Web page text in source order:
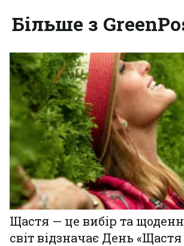
Більше з
Щастя — це вибір та
світ відзначає День «Щастя